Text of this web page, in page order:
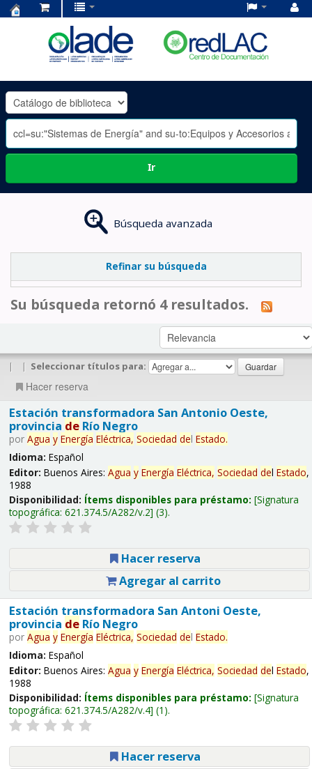
OLADE
-
Ir
Búsqueda avanzada
Refinar su búsqueda
Su búsqueda retornó 4 resultados.
| | Seleccionar títulos para:
Hacer reserva
Estación transformadora San Antonio Oeste,
provincia deRío Negro
por Agua y Energía Eléctrica, Sociedad del Estado.
Idioma: Español
Editor: Buenos Aires: Agua y Energía Eléctrica, Sociedad del Estado,
1988
Disponibilidad: Ítems disponibles para préstamo: Signatura
topográfica: 621.374.5/A282/v.2 (3).
Hacer reserva
Agregar al carrito
Estación transformadora San Antoni Oeste,
provincia deRío Negro
por Agua y Energía Eléctrica, Sociedad del Estado.
Idioma: Español
Editor: Buenos Aires: Agua y Energía Eléctrica, Sociedad del Estado,
1988
Disponibilidad: Ítems disponibles para préstamo: Signatura
topográfica: 621.374.5/A282/v.4 (1).
Hacer reserva